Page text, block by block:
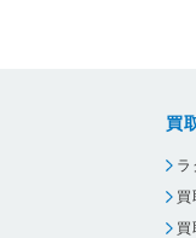
買
ラ
買
買